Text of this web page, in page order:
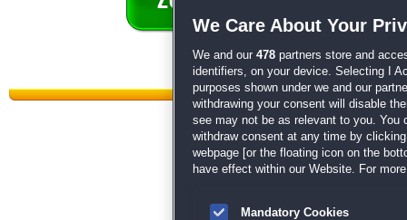
Datenschutz| AGB|Impressum
We Care About Your
We and our 478 partners store and
identifiers, on your device. Selecting I
purposes shown under we and our
withdrawing your consent will disable
see may not be as relevant to you. You
withdraw consent at any time by
webpage [or the floating icon on the
have effect within our Website. For
Mandatory Cookies